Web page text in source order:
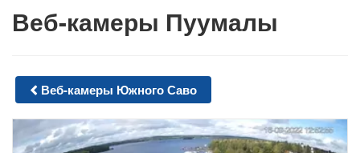
Веб-камеры Пуумалы
Веб-камеры Южного Саво